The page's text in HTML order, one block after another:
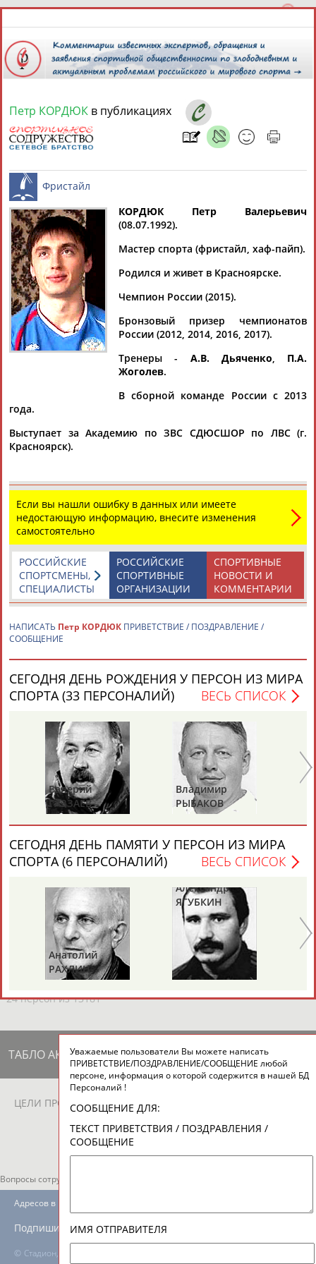
7 августа 2026 года,
СПОРТСМЕНЫ, ТРЕНЕРЫ И СПЕЦИАЛИСТЫ
Найдено: 13181персон Расширенный поиск
Аслаудин
АБАЕВ
Елена
АБАИМОВА
Мария
Юлия
Тамилла
АБАСОВА
Рамазан
АБАЧАРАЕВ
АБАШИДЗЕ
БУЛАТОВА
Каримжан
АБДРАХМАНОВ
Аделя
АБДРАХМАНОВА
Андрей
АБДУВАЛИЕВ
Герман
АБДУЛАЕВ
Рамазан
АБДУЛАЕВ
Тагир
АБДУЛАЕВ
АБДУЛАЗИЗОВАБДУЛБЕКОВ
Камалудин
АБДУЛДАУДОВ
Абдула
АБДУЛЖАЛИЛОВ
Магомед
АБДУЛКАГИРОВ
Назир
АБДУЛЛАЕВ
24 персон из 13181
ЕЩЁ ПЕРСОНЫ
ТАБЛО АКТИВНОСТИ
ЦЕЛИ ПРОЕКТА КОНТАКТЫ
Вопросы сотрудничества и совместной деятельности
© Стадион, 1998-2026
Адресов в новостной рассылке: 996
Подпишись
Петр КОРДЮК в публикациях
Фристайл
КОРДЮК Петр Валерьевич
(08.07.1992).
Мастер спорта (фристайл, хаф-пайп).
Родился и живет в Красноярске.
Чемпион России (2015).
Бронзовый призер чемпионатов
России (2012, 2014, 2016, 2017).
Тренеры - А.В. Дьяченко, П.А.
Жоголев.
В сборной команде России с 2013
года.
Выступает за Академию по ЗВС СДЮСШОР по ЛВС (г.
Красноярск).
Если вы нашли ошибку в данных или имеете
недостающую информацию, внесите изменения
самостоятельно
СПОРТИВНЫЕ
НОВОСТИ И
КОММЕНТАРИИ
РОССИЙСКИЕ
СПОРТИВНЫЕ
ОРГАНИЗАЦИИ
РОССИЙСКИЕ
СПОРТСМЕНЫ,
СПЕЦИАЛИСТЫ
НАПИСАТЬ Петр КОРДЮК ПРИВЕТСТВИЕ / ПОЗДРАВЛЕНИЕ /
СООБЩЕНИЕ
СЕГОДНЯ ДЕНЬ РОЖДЕНИЯ У ПЕРСОН ИЗ МИРА
СПОРТА (33 ПЕРСОНАЛИЙ)
ВЕСЬ СПИСОК
Валерий
ГАЗЗАЕВ
Владимир
РЫБАКОВ
СЕГОДНЯ ДЕНЬ ПАМЯТИ У ПЕРСОН ИЗ МИРА
СПОРТА (6 ПЕРСОНАЛИЙ)
ВЕСЬ СПИСОК
Анатолий
РАХЛИН
Александр
ЯГУБКИН
Уважаемые пользователи Вы можете написать
ПРИВЕТСТВИЕ/ПОЗДРАВЛЕНИЕ/СООБЩЕНИЕ любой
персоне, информация о которой содержится в нашей БД
Персоналий !
СООБЩЕНИЕ ДЛЯ:
ТЕКСТ ПРИВЕТСТВИЯ / ПОЗДРАВЛЕНИЯ /
СООБЩЕНИЕ
ИМЯ ОТПРАВИТЕЛЯ